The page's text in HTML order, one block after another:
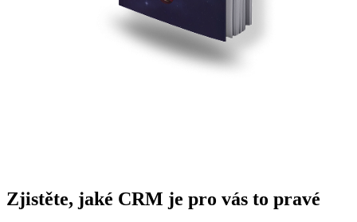
Zjistěte, jaké CRM je pro vás to pravé